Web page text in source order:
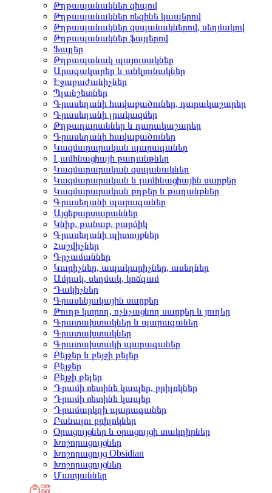
Թղթապանակներ զիպով
Թղթապանակներ ռեզինե կապերով
Թղթապանակներ զսպանակներով, սեղմակով
Թղթապանակներ ֆայլերով
Ֆայլեր
Թղթապանակ պայուսակներ
Արագակարեր և անկյունակներ
Էջաբաժանիչներ
Պլանշետներ
Գրասեղանի հավաքածուներ, դարակաշարեր
Գրասեղանի լրակազմեր
Թղթադարաններ և դարակաշարեր
Գրասեղանի հավաքածուներ
Կազմարարական պարագաներ
Լամինացիայի թաղանթներ
Կազմարարական զսպանակներ
Կազմարարական և լամինացիային սարքեր
Կազմարարական թղթեր և թաղանթներ
Գրասեղանի պարագաներ
Այցեքարտարաններ
Կնիք, թանաք, բարձիկ
Գրասեղանի պիտույքներ
Հաշվիչներ
Գրչամաններ
Կարիչներ, ապակարիչներ, ասեղներ
Ամրակ, սեղմակ, կոճգամ
Դակիչներ
Գրասենյակային սարքեր
Թուղթ կտրող, ոչնչացնող սարքեր և յուղեր
Գրատախտակներ և պարագաներ
Գրատախտակներ
Գրատախտակի պարագաներ
Բեյջեր և բեյջի թելեր
Բեյջեր
Բեյջի թելեր
Դրամի ռետինե կապեր, բրիլոկներ
Դրամի ռետինե կապեր
Դրամարկղի պարագաներ
Բանալու բրիլոկներ
Օրացույցներ և օրացույցի տակդիրներ
Խոշորացույցներ
Խոշորացույց Obsidian
Խոշորացույցներ
Մատյաններ